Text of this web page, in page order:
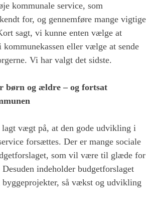
kommunale service, som
for, og gennemføre mange vigtige
sagt, vi kunne enten vælge at
kommunekassen eller vælge at sende
Vi har valgt det sidste.
børn og ældre – og fortsat
vægt på, at den gode udvikling i
forsættes. Der er mange sociale
som vil være til glæde for
indeholder budgetforslaget
så vækst og udvikling